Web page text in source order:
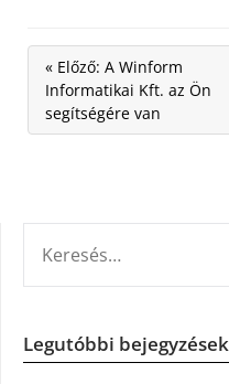
« Előző: A Winform
Informatikai Kft. az Ön
segítségére van
Legutóbbi bejegyzések